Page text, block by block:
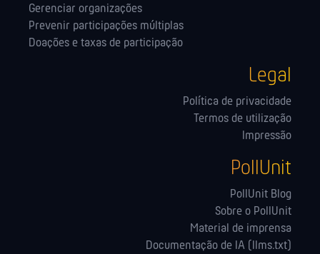
Gerenciar organizações
Prevenir participações múltiplas
Doações e taxas de participação
Legal
Política de privacidade
Termos de utilização
Impressão
PollUnit
PollUnit Blog
Sobre o PollUnit
Material de imprensa
Documentação de IA (llms.txt)